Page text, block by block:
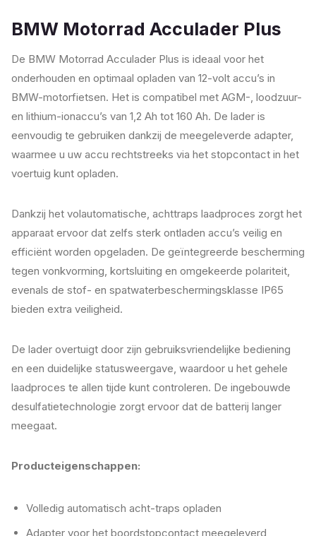
BMW Motorrad Acculader Plus
De BMW Motorrad Acculader Plus is ideaal voor het
onderhouden en optimaal opladen van 12-volt accu’s in
BMW-motorfietsen. Het is compatibel met AGM-, loodzuur-
en lithium-ionaccu’s van 1,2 Ah tot 160 Ah. De lader is
eenvoudig te gebruiken dankzij de meegeleverde adapter,
waarmee u uw accu rechtstreeks via het stopcontact in het
voertuig kunt opladen.
Dankzij het volautomatische, achttraps laadproces zorgt het
apparaat ervoor dat zelfs sterk ontladen accu’s veilig en
efficiënt worden opgeladen. De geïntegreerde bescherming
tegen vonkvorming, kortsluiting en omgekeerde polariteit,
evenals de stof- en spatwaterbeschermingsklasse IP65
bieden extra veiligheid.
De lader overtuigt door zijn gebruiksvriendelijke bediening
en een duidelijke statusweergave, waardoor u het gehele
laadproces te allen tijde kunt controleren. De ingebouwde
desulfatietechnologie zorgt ervoor dat de batterij langer
meegaat.
Producteigenschappen:
Volledig automatisch acht-traps opladen
Adapter voor het boordstopcontact meegeleverd